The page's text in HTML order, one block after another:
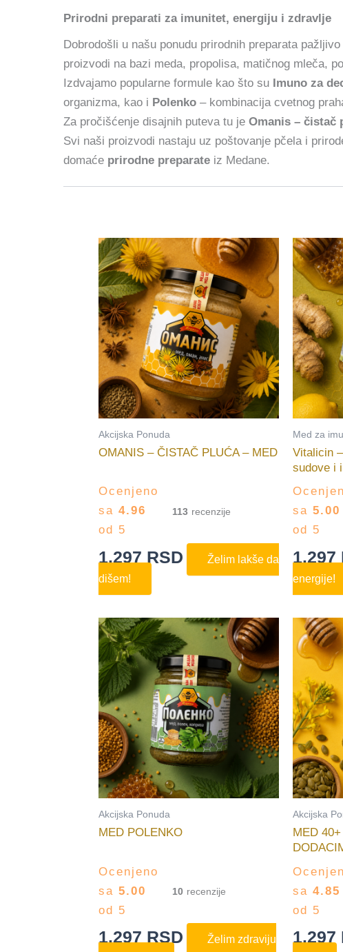
Prirodni preparati za imunitet, energiju i zdravlje
Dobrodošli u našu ponudu prirodnih preparata
proizvodi na bazi meda, propolisa, matičnog mleča,
Izdvajamo popularne formule kao što su Imuno za
organizma, kao i Polenko – kombinacija cvetnog
Za pročišćenje disajnih puteva tu je Omanis – čistač
Svi naši proizvodi nastaju uz poštovanje pčela i
domaće prirodne preparate iz Medane.
Akcijska Ponuda
OMANIS – ČISTAČ PLUĆA – MED
Ocenjeno
sa 4.96
od 5
113
1.297 RSD
Želim lakše da
dišem!
Med za
Vitalicin
sudove i
sa5.00
od 5
1.297
energije!
Akcijska Ponuda
MED POLENKO
Ocenjeno
sa 5.00
od 5
10
1.297 RSD
Želim zdraviju
Akcijska
MED
sa4.85
od 5
1.297